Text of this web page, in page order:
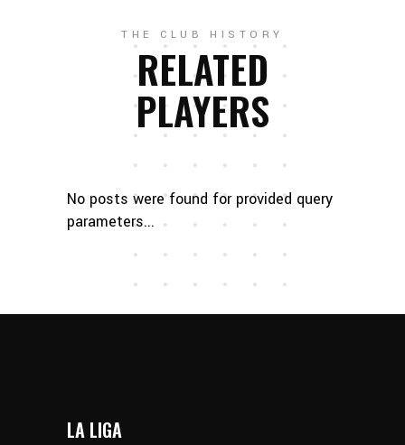
THE CLUB HISTORY
RELATED
PLAYERS
No posts were found for provided query
parameters...
LA LIGA